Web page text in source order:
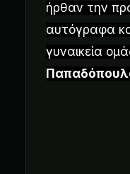
ήρθαν την
αυτόγραφα
γυναικεία